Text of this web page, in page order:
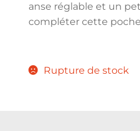
anse réglable et un
compléter cette
Rupture de stock